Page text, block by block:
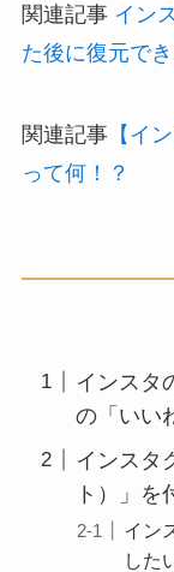
関連記事 イン
た後に復元で
関連記事【イ
って何！？
インスタ
の「いい
インスタ
ト）」を
イン
した